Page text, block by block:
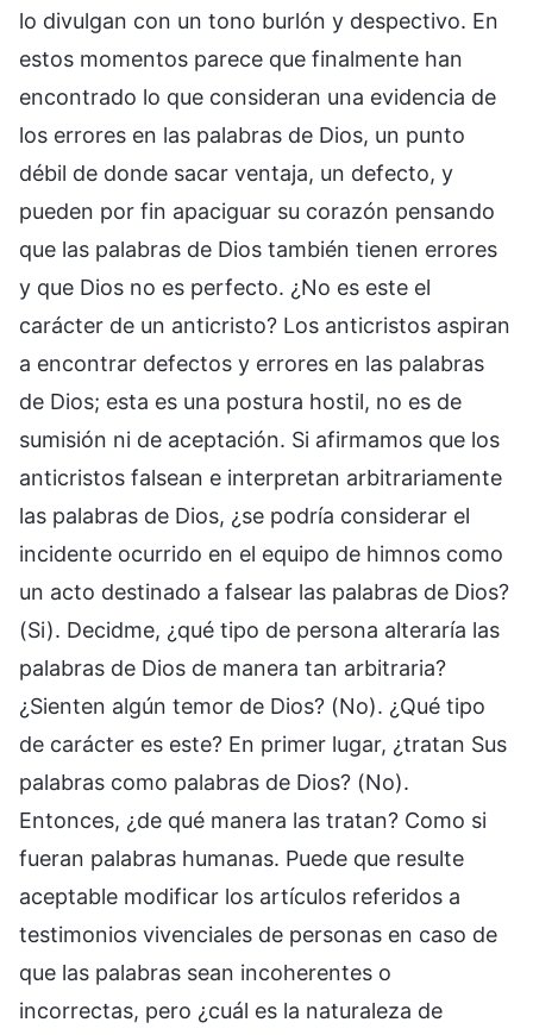
lo divulgan con un tono burlón y despectivo. En
estos momentos parece que finalmente han
encontrado lo que consideran una evidencia de
los errores en las palabras de Dios, un punto
débil de donde sacar ventaja, un defecto, y
pueden por fin apaciguar su corazón pensando
que las palabras de Dios también tienen errores
y que Dios no es perfecto. ¿No es este el
carácter de un anticristo? Los anticristos aspiran
a encontrar defectos y errores en las palabras
de Dios; esta es una postura hostil, no es de
sumisión ni de aceptación. Si afirmamos que los
anticristos falsean e interpretan arbitrariamente
las palabras de Dios, ¿se podría considerar el
incidente ocurrido en el equipo de himnos como
un acto destinado a falsear las palabras de Dios?
(Si). Decidme, ¿qué tipo de persona alteraría las
palabras de Dios de manera tan arbitraria?
¿Sienten algún temor de Dios? (No). ¿Qué tipo
de carácter es este? En primer lugar, ¿tratan Sus
palabras como palabras de Dios? (No).
Entonces, ¿de qué manera las tratan? Como si
fueran palabras humanas. Puede que resulte
aceptable modificar los artículos referidos a
testimonios vivenciales de personas en caso de
que las palabras sean incoherentes o
incorrectas, pero ¿cuál es la naturaleza de